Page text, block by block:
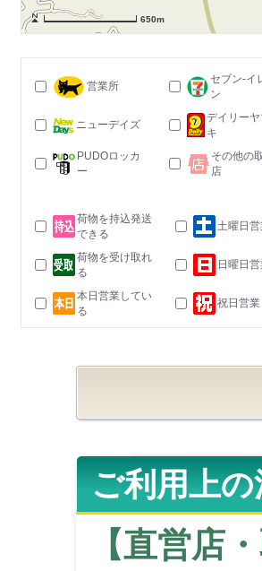
650m
営業所
セブン-イ
ン
ニューデイズ
デイリー
キ
PUDOロッカ
ー
その他の
店
荷物を持込発送
できる
土曜日
荷物を受け取れ
る
日曜日
本日営業してい
る
祝日営業
ご利用上の
【直営店